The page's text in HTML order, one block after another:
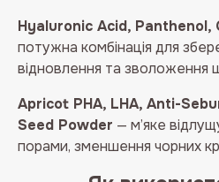
Hyaluronic Acid, Panthenol,
потужна комбінація для
відновлення та зволоження
Apricot PHA, LHA, Anti-
Seed Powder — м’яке
порами, зменшення чорних